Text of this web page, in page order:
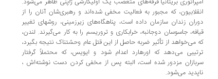
‌انقلابیون،‌ که مجبور به فعالیت مخفی شده‌اند و رهبری‌شان آنان را از
دوران زندان سازمان داده است،‌ پناهگاه‌های زیرزمینی، ‌روشهای تغییر
قیافه، ‌جاسوسان دوجانبه، خرابکاری و تروریسم را به کار می‌گیرند. لندن،
‌که می‌خواهد از تأثیر ضربه حاصل از این قتل عام وحشتناک نتیجه بگیرد،
ترتیبی می‌دهد که اورهارد اعدام شود و ایویس،‌ که محتملاً گرفتار
سربازان مزدور شده است،‌ البته پس از مخفی کردن دست نوشته‌اش ،
ناپدید می‌شود.